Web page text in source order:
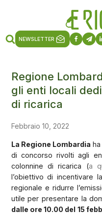
NEWSLETTER
Regione
gli enti locali
di ricarica
Febbraio 10, 2022
La Regione Lombardia
di concorso rivolti agli
colonnine di ricarica (a
l’obiettivo di incentivare
regionale e ridurre
utile per presentare la
dalle ore 10.00 del 15